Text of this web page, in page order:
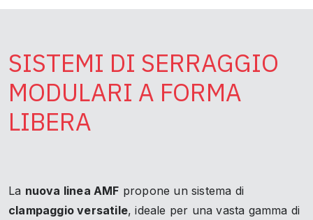
SISTEMI DI SERRAGGIO
MODULARI A FORMA
LIBERA
La nuova linea AMF propone un sistema di
clampaggio versatile, ideale per una vasta gamma di